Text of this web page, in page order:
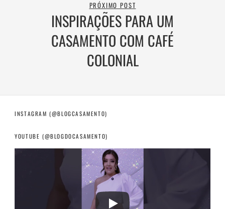
PRÓXIMO POST
INSPIRAÇÕES PARA UM
CASAMENTO COM CAFÉ
COLONIAL
INSTAGRAM (@BLOGCASAMENTO)
YOUTUBE (@BLOGDOCASAMENTO)